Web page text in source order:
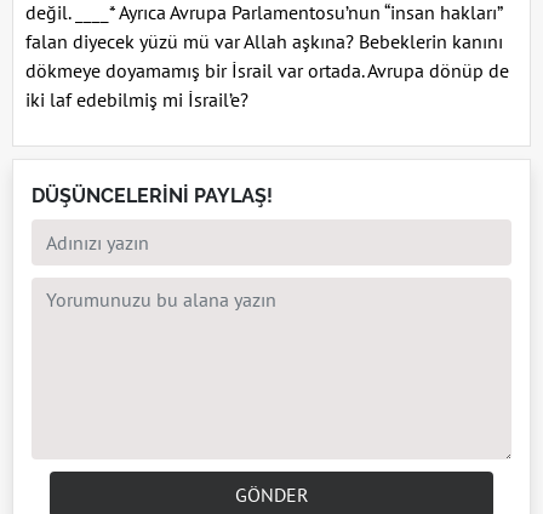
değil. ____* Ayrıca Avrupa Parlamentosu’nun “insan hakları”
falan diyecek yüzü mü var Allah aşkına? Bebeklerin kanını
dökmeye doyamamış bir İsrail var ortada. Avrupa dönüp de
iki laf edebilmiş mi İsrail’e?
DÜŞÜNCELERİNİ PAYLAŞ!
GÖNDER